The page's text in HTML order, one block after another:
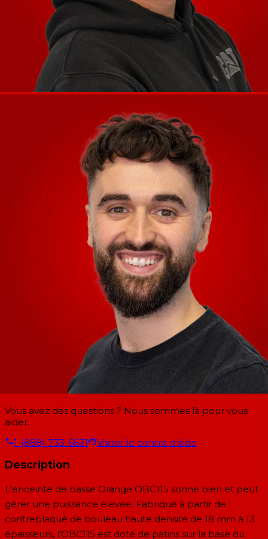
Vous avez des questions ? Nous sommes là pour vous
aider.
1-(888)-733-6631
Visiter le centre d'aide
Description
L'enceinte de basse Orange OBC115 sonne bien et peut
gérer une puissance élevée. Fabriqué à partir de
contreplaqué de bouleau haute densité de 18 mm à 13
épaisseurs, l'OBC115 est doté de patins sur la base du